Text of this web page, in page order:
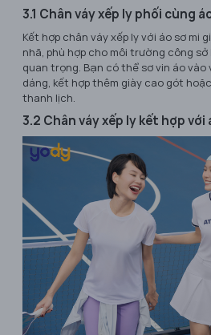
3.1 Chân váy xếp ly phối cùng
Kết hợp chân váy xếp ly với áo sơ mi
nhã, phù hợp cho môi trường công
quan trọng. Bạn có thể sơ vin áo
dáng, kết hợp thêm giày cao gót
thanh lịch.
3.2 Chân váy xếp ly kết hợp